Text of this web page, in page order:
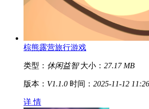
棕熊露营旅行游戏
类型： 休闲益智 大小： 27.17 MB
版本： V1.1.0 时间： 2025-11-12
详 情